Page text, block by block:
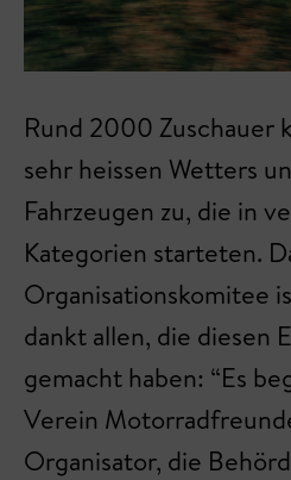
Rund 2000 Zuschauer
sehr heissen Wetters
Fahrzeugen zu, die in
Kategorien starteten.
Organisationskomitee
dankt allen, die diesen
gemacht haben: “Es
Verein
Organisator, die